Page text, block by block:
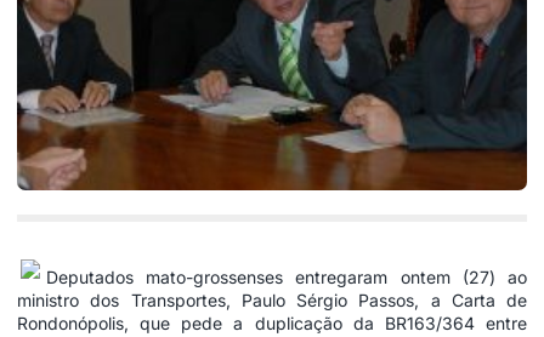
Deputados mato-grossenses entregaram ontem (27) ao
ministro dos Transportes, Paulo Sérgio Passos, a Carta de
Rondonópolis, que pede a duplicação da BR163/364 entre